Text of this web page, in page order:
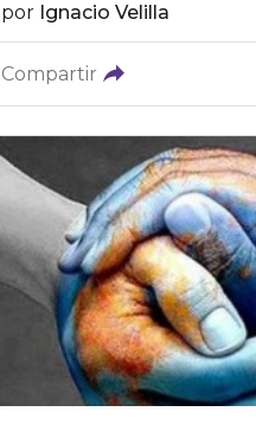
por Ignacio Velilla
Compartir